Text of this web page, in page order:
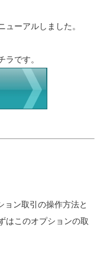
ューアルしました。
ラです。
ョン取引の操作方法と
はこのオプションの取